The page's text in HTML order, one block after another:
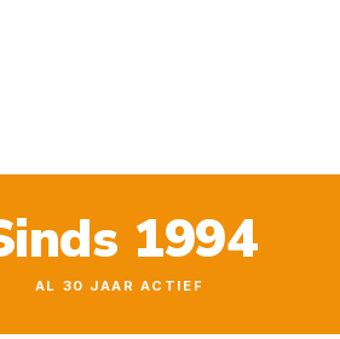
1994
AL 30 JAAR ACTIEF